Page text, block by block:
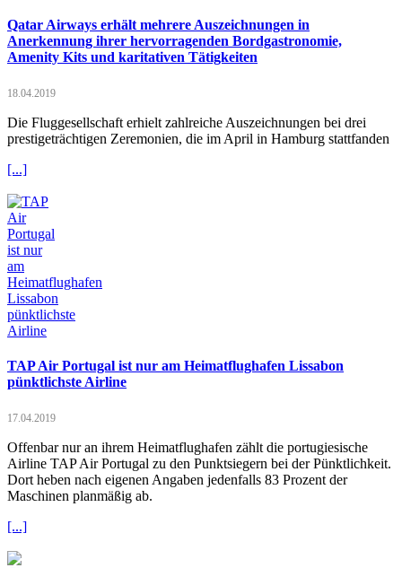
Qatar Airways erhält mehrere Auszeichnungen in
Anerkennung ihrer hervorragenden Bordgastronomie,
Amenity Kits und karitativen Tätigkeiten
18.04.2019
Die Fluggesellschaft erhielt zahlreiche Auszeichnungen bei drei
prestigeträchtigen Zeremonien, die im April in Hamburg stattfanden
[...]
TAP Air Portugal ist nur am Heimatflughafen Lissabon
pünktlichste Airline
17.04.2019
Offenbar nur an ihrem Heimatflughafen zählt die portugiesische
Airline TAP Air Portugal zu den Punktsiegern bei der Pünktlichkeit.
Dort heben nach eigenen Angaben jedenfalls 83 Prozent der
Maschinen planmäßig ab.
[...]